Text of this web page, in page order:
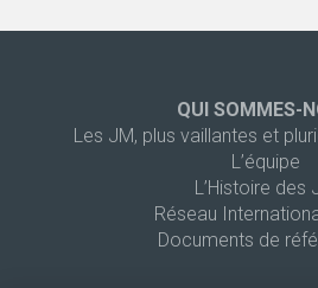
QUI SOMMES-
Les JM, plus vaillantes et
L’équipe
L’Histoire des
Réseau
Documents de